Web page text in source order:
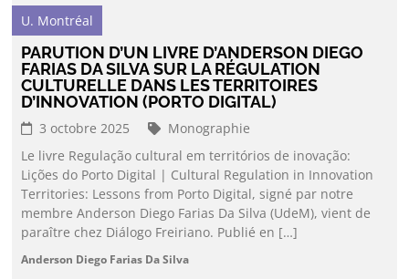
U. Montréal
PARUTION D’UN LIVRE D’ANDERSON DIEGO
FARIAS DA SILVA SUR LA RÉGULATION
CULTURELLE DANS LES TERRITOIRES
D’INNOVATION (PORTO DIGITAL)
3 octobre 2025
Monographie
Le livre Regulação cultural em territórios de inovação:
Lições do Porto Digital | Cultural Regulation in Innovation
Territories: Lessons from Porto Digital, signé par notre
membre Anderson Diego Farias Da Silva (UdeM), vient de
paraître chez Diálogo Freiriano. Publié en […]
Anderson Diego Farias Da Silva